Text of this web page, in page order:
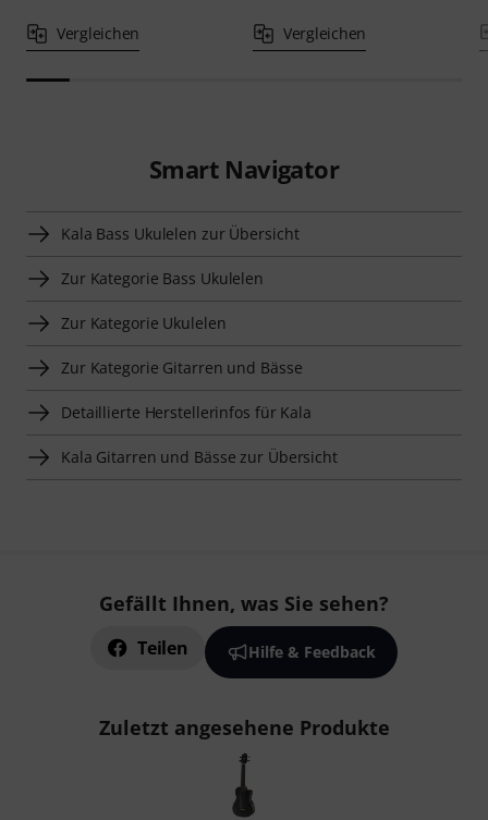
Vergleichen Vergleichen
Smart Navigator
Kala Bass Ukulelen zur Übersicht
Zur Kategorie Bass Ukulelen
Zur Kategorie Ukulelen
Zur Kategorie Gitarren und Bässe
Detaillierte Herstellerinfos für Kala
Kala Gitarren und Bässe zur Übersicht
Gefällt Ihnen, was Sie sehen?
Teilen Hilfe & Feedback
Zuletzt angesehene Produkte